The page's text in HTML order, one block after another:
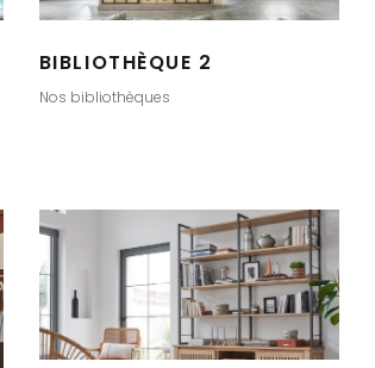
BIBLIOTHÈQUE 2
Nos bibliothèques